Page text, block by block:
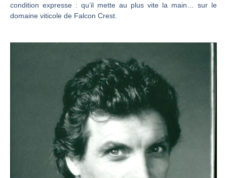
condition expresse : qu’il mette au plus vite la main… sur le
domaine viticole de Falcon Crest.